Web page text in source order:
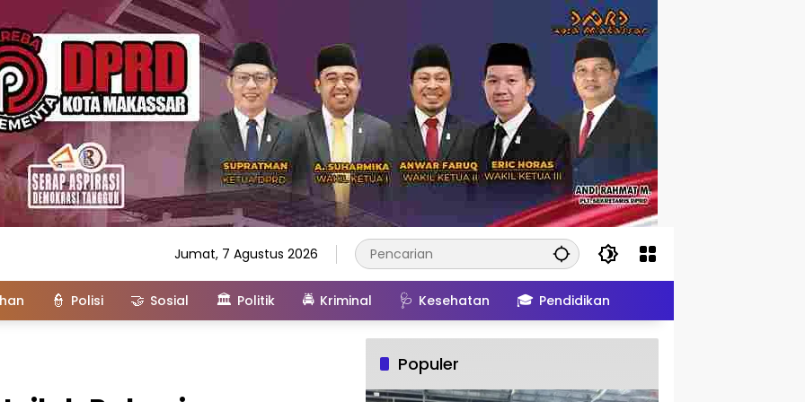
Jumat, 7 Agustus 2026
👮 Polisi 🤝 Sosial 🏛️ Politik 🚔 Kriminal 🩺 Kesehatan 🎓 Pendidikan
Populer